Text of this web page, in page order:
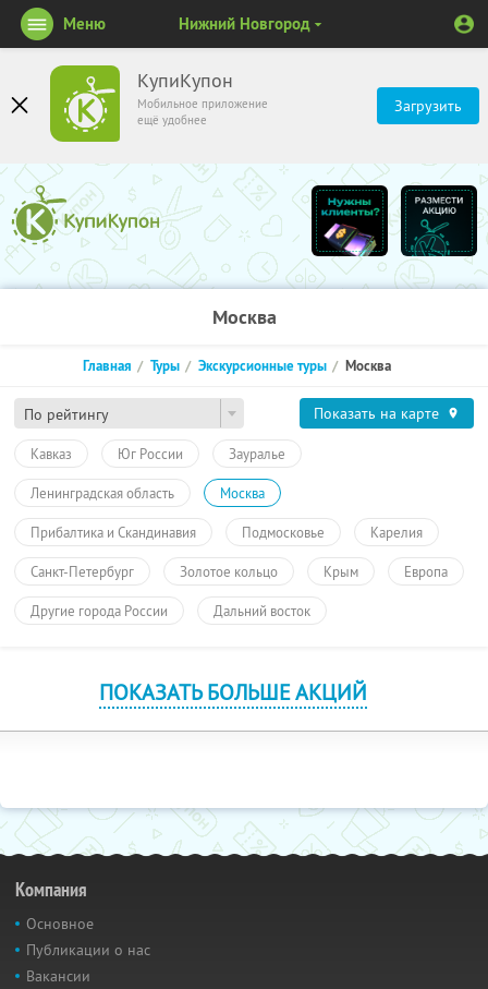
КупиКупон
Мобильное приложение
ещё удобнее
Загрузить
Меню Нижний Новгород
Москва
По рейтингу
Главная Туры Экскурсионные туры Москва
Показать на карте
Кавказ Юг России Зауралье
Ленинградская область Москва
Прибалтика и Скандинавия Подмосковье Карелия
Санкт-Петербург Золотое кольцо Крым Европа
Другие города России Дальний восток
ПОКАЗАТЬ БОЛЬШЕ АКЦИЙ
Компания
Основное
Публикации о нас
Вакансии